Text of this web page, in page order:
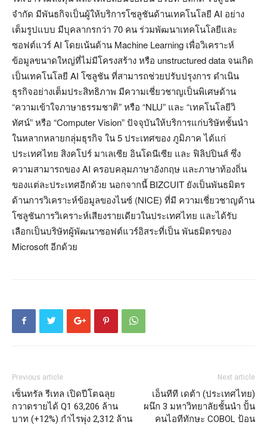
จำกัด มีพันธกิจเป็นผู้ให้บริการโซลูชันด้านเทคโนโลยี AI อย่าง
เต็มรูปแบบ มีบุคลากรกว่า 70 คน ร่วมพัฒนาเทคโนโลยีและ
ซอฟต์แวร์ AI โดยเน้นด้าน Machine Learning เพื่อวิเคราะห์
ข้อมูลขนาดใหญ่ที่ไม่มีโครงสร้าง หรือ unstructured data จนเกิด
เป็นเทคโนโลยี AI โซลูชัน ที่สามารถช่วยปรับปรุงการ ดำเนิน
ธุรกิจอย่างเต็มประสิทธิภาพ มีความเชี่ยวชาญเป็นพิเศษด้าน
“ความเข้าใจภาษาธรรมชาติ” หรือ “NLU” และ “เทคโนโลยีวิ
ทัศน์” หรือ “Computer Vision” ปัจจุบันให้บริการแก่บริษัทชั้นนำ
ในหลากหลายกลุ่มธุรกิจ ใน 5 ประเทศของ ภูมิภาค ได้แก่
ประเทศไทย สิงคโปร์ มาเลเซีย อินโดนีเซีย และ ฟิลิปปินส์ ซึ่ง
ความสามารถของ AI ครอบคลุมภาษาอังกฤษ และภาษาท้องถิ่น
ของแต่ละประเทศอีกด้วย นอกจากนี้ BIZCUIT ยังเป็นพันธมิตร
ด้านการวิเคราะห์ข้อมูลของไนซ์ (NICE) ที่มี ความเชี่ยวชาญด้าน
โซลูชันการวิเคราะห์เสียงรายเดียวในประเทศไทย และได้รับ
เลือกเป็นบริษัทผู้พัฒนาซอฟต์แวร์อิสระที่เป็น พันธมิตรของ
Microsoft อีกด้วย
Previous article
เซ็นทรัล รีเทล เปิดปีโตฉลุย
กวาดรายได้ Q1 63,206 ล้าน
บาท (+12%) กำไรพุ่ง 2,312 ล้าน
Next article
เอ็นทีที เดต้า (ประเทศไทย)
ผนึก 3 มหาวิทยาลัยชั้นนำ ปั้น
คนไอทีทักษะ COBOL ป้อน